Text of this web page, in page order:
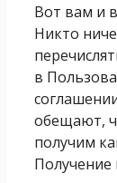
Вот вам и
Никто
в
обещают,
получим
Получение